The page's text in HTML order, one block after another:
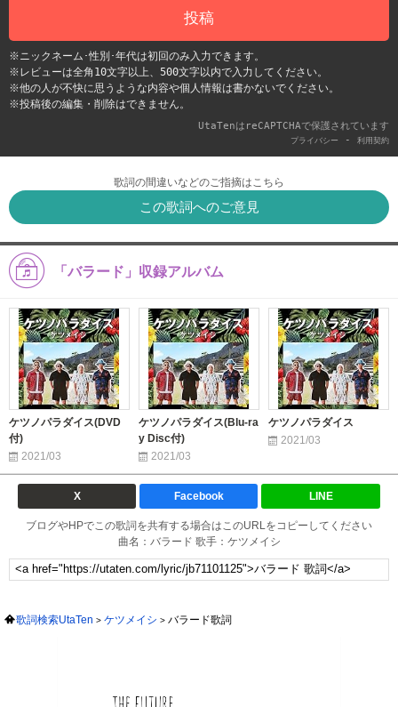
投稿
※ニックネーム･性別･年代は初回のみ入力できます。
※レビューは全角10文字以上、500文字以内で入力してください。
※他の人が不快に思うような内容や個人情報は書かないでください。
※投稿後の編集・削除はできません。
UtaTenはreCAPTCHAで保護されています
プライバシー - 利用契約
歌詞の間違いなどのご指摘はこちら
この歌詞へのご意見
「バラード」収録アルバム
ケツノパラダイス(DVD
付)
2021/03
ケツノパラダイス(Blu-ra
y Disc付)
2021/03
ケツノパラダイス
2021/03
X Facebook LINE
ブログやHPでこの歌詞を共有する場合はこのURLをコピーしてください
曲名：バラード 歌手：ケツメイシ
歌詞検索UtaTen ケツメイシ バラード歌詞